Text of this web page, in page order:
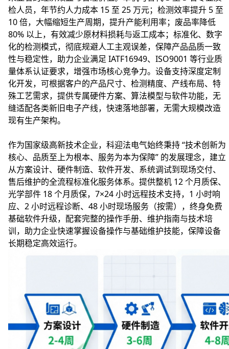
检人员，年节约人力成本 15 至 25 万元；检测效率提升 5 至
10 倍，大幅缩短生产周期，提升产能利用率；废品率降低
80% 以上，有效减少原材料损耗与返工成本；标准化、数字
化的检测模式，彻底规避人工主观误差，保障产品品质一致
性与稳定性，助力企业满足 IATF16949、ISO9001 等行业质
量体系认证要求，增强市场核心竞争力。设备支持深度定制
化开发，可根据客户的产品尺寸、检测精度、产线布局、特
殊工艺需求，提供专属硬件方案、算法模型与软件功能，无
缝适配各类新旧电子产线，快速落地部署，无需大规模改造
现有生产架构。
作为国家级高新技术企业，科迎法电气始终秉持 “技术创新为
核心、品质至上为根本、服务为本为保障” 的发展理念，建立
从方案设计、硬件制造、软件开发、系统调试到现场交付、
售后维护的全流程标准化服务体系。提供整机 12 个月质保、
光学部件 18 个月质保，7×24 小时远程技术支持，1 小时响
应、2 小时远程诊断、48 小时现场服务（按需），终身免费
基础软件升级，配套完整的操作手册、维护指南与技术培
训，助力企业快速掌握设备操作与基础维护技能，保障设备
长期稳定高效运行。